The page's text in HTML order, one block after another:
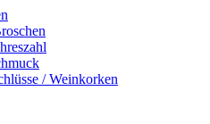
/ Weinkorken